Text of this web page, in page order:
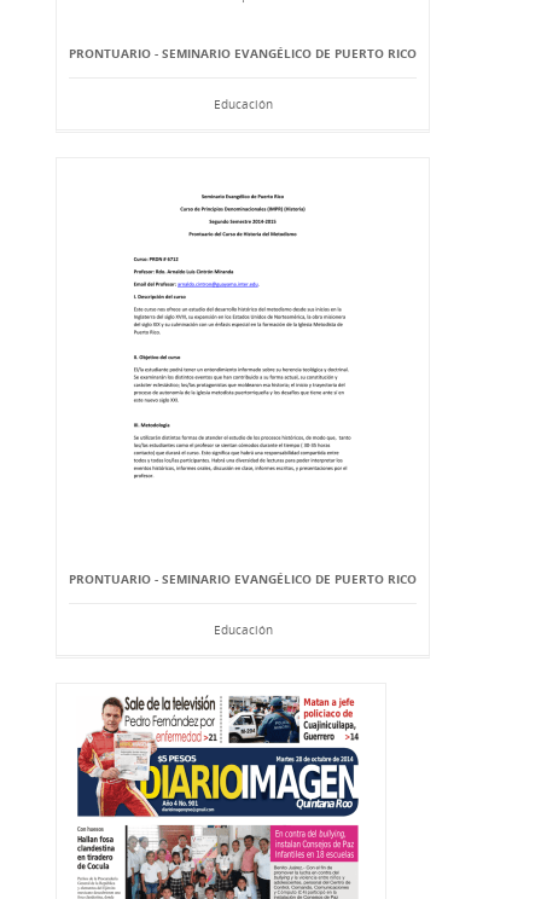
PRONTUARIO - SEMINARIO EVANGÉLICO DE PUERTO RICO
Educación
PRONTUARIO - SEMINARIO EVANGÉLICO DE PUERTO RICO
Educación